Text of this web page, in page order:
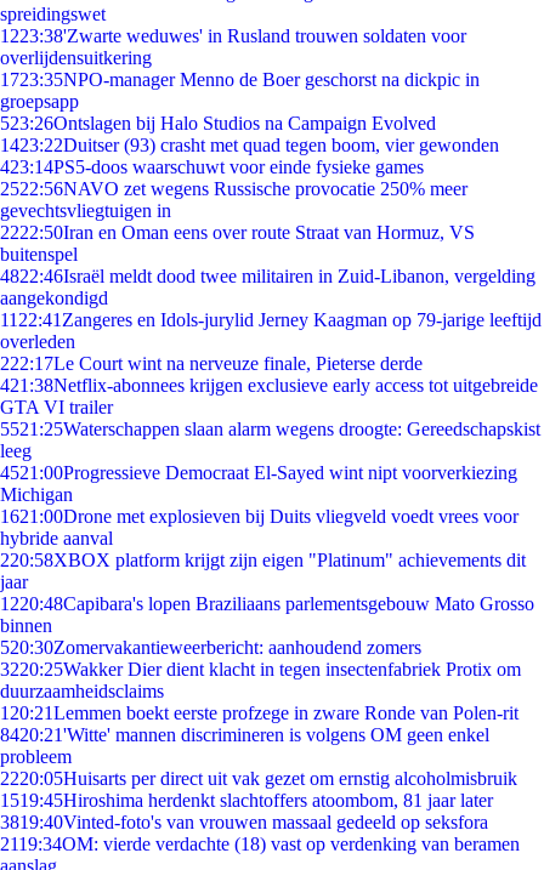
spreidingswet
1223:38'Zwarte weduwes' in Rusland trouwen soldaten voor
overlijdensuitkering
1723:35NPO-manager Menno de Boer geschorst na dickpic in
groepsapp
523:26Ontslagen bij Halo Studios na Campaign Evolved
1423:22Duitser (93) crasht met quad tegen boom, vier gewonden
423:14PS5-doos waarschuwt voor einde fysieke games
2522:56NAVO zet wegens Russische provocatie 250% meer
gevechtsvliegtuigen in
2222:50Iran en Oman eens over route Straat van Hormuz, VS
buitenspel
4822:46Israël meldt dood twee militairen in Zuid-Libanon, vergelding
aangekondigd
11 22:41 Zangeres en Idols-jurylid Jerney Kaagman op 79-jarige leeftijd
overleden
222:17Le Court wint na nerveuze finale, Pieterse derde
421:38Netflix-abonnees krijgen exclusieve early access tot uitgebreide
GTA VI trailer
5521:25Waterschappen slaan alarm wegens droogte: Gereedschapskist
leeg
4521:00Progressieve Democraat El-Sayed wint nipt voorverkiezing
Michigan
1621:00Drone met explosieven bij Duits vliegveld voedt vrees voor
hybride aanval
220:58XBOX platform krijgt zijn eigen "Platinum" achievements dit
jaar
1220:48Capibara's lopen Braziliaans parlementsgebouw Mato Grosso
binnen
520:30Zomervakantieweerbericht: aanhoudend zomers
3220:25Wakker Dier dient klacht in tegen insectenfabriek Protix om
duurzaamheidsclaims
1 20:21Lemmen boekt eerste profzege in zware Ronde van Polen-rit
8420:21'Witte' mannen discrimineren is volgens OM geen enkel
probleem
2220:05Huisarts per direct uit vak gezet om ernstig alcoholmisbruik
1519:45Hiroshima herdenkt slachtoffers atoombom, 81 jaar later
3819:40Vinted-foto's van vrouwen massaal gedeeld op seksfora
2119:34OM: vierde verdachte (18) vast op verdenking van beramen
aanslag